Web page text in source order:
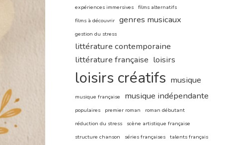
expériences immersives films alternatifs
films à découvrir genres musicaux
gestion du stress
littérature contemporaine
littérature française loisirs
loisirs créatifs musique
musique française musique indépendante
populaires premier roman
roman débutant
réduction du stress
scène artistique française
structure chanson
séries françaises talents français